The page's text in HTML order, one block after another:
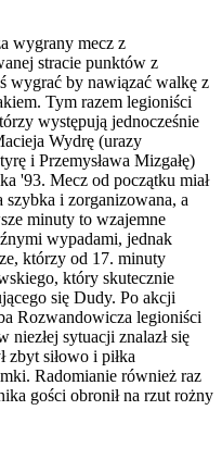
wygrany mecz z
stracie punktów z
wygrać by nawiązać walkę z
Tym razem legioniści
występują jednocześnie
Wydrę (urazy
i Przemysława Mizgałę)
'93. Mecz od początku miał
szybka i zorganizowana, a
minuty to wzajemne
wypadami, jednak
którzy od 17. minuty
który skutecznie
się Dudy. Po akcji
Rozwandowicza legioniści
sytuacji znalazł się
zbyt siłowo i piłka
Radomianie również raz
gości obronił na rzut rożny